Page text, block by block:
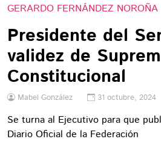
GERARDO FERNÁNDEZ NOROÑA
Presidente del
validez de
Constitucional
Mabel González 31 octubre, 2024
Se turna al Ejecutivo para que
Diario Oficial de la Federación